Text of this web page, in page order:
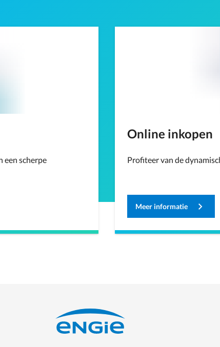
een scherpe
Online inkopen
Profiteer van de
Meer informatie